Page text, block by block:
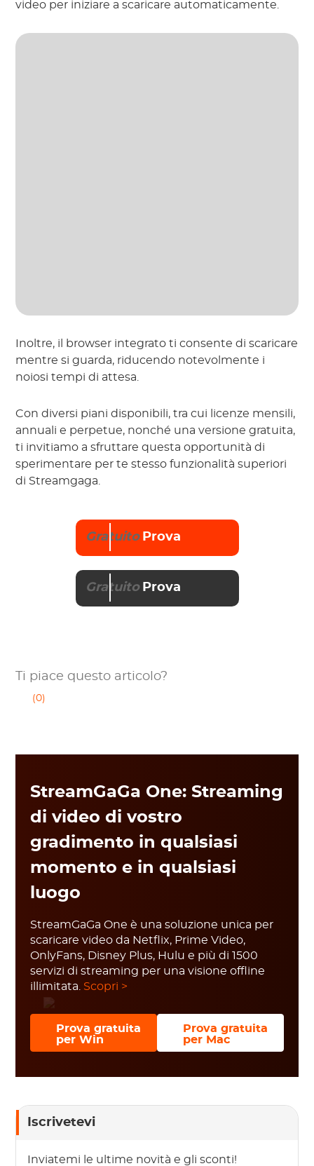
video per iniziare a scaricare automaticamente.
Inoltre, il browser integrato ti consente di scaricare
mentre si guarda, riducendo notevolmente i
noiosi tempi di attesa.
Con diversi piani disponibili, tra cui licenze mensili,
annuali e perpetue, nonché una versione gratuita,
ti invitiamo a sfruttare questa opportunità di
sperimentare per te stesso funzionalità superiori
di Streamgaga.
Gratuito Prova
Gratuito Prova
Ti piace questo articolo?
(0)
StreamGaGa One: Streaming
di video di vostro
gradimento in qualsiasi
momento e in qualsiasi
luogo
StreamGaGa One è una soluzione unica per
scaricare video da Netflix, Prime Video,
OnlyFans, Disney Plus, Hulu e più di 1500
servizi di streaming per una visione offline
illimitata. Scopri >
Prova gratuita
per Win
Prova gratuita
per Mac
Iscrivetevi
Inviatemi le ultime novità e gli sconti!